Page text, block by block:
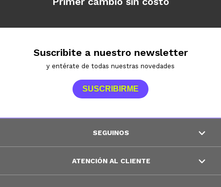
Suscribite a nuestro newsletter
y entérate de todas nuestras novedades
SUSCRIBIRME
SEGUINOS
ATENCIÓN AL CLIENTE